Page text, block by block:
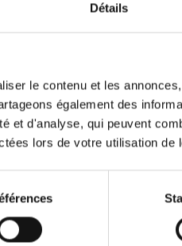
Détails
le contenu et les
également des
et d'analyse, qui peuvent
lors de votre utilisation de
de
du jour un
très grand nombre de
qui s’affaisse, bordure en